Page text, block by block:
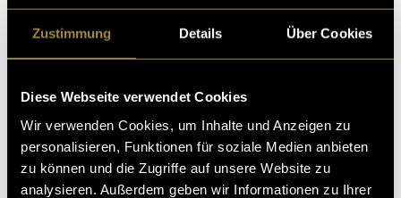
Zustimmung Details Über Cookies
Diese Webseite verwendet Cookies
Wir verwenden Cookies, um Inhalte und Anzeigen zu
personalisieren, Funktionen für soziale Medien anbieten
zu können und die Zugriffe auf unsere Website zu
analysieren. Außerdem geben wir Informationen zu Ihrer